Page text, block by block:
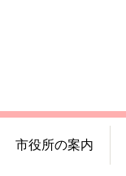
市役所の案内